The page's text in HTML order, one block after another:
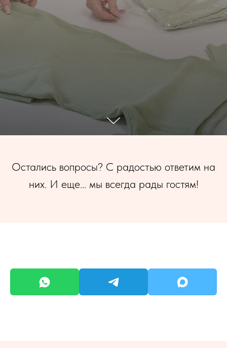
Остались вопросы? С радостью ответим на
них. И еще... мы всегда рады гостям!